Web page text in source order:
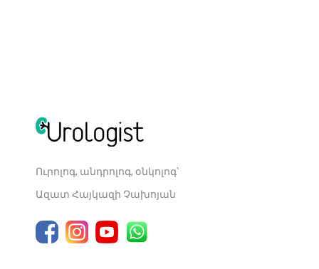
Ուրոլոգ, անդրոլոգ, օնկոլոգ՝
Ազատ Հայկազի Չախոյան